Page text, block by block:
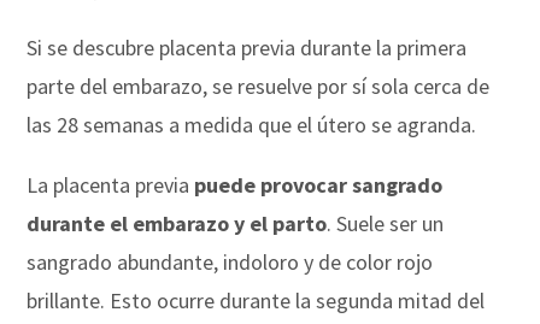
Si se descubre placenta previa durante la primera
parte del embarazo, se resuelve por sí sola cerca de
las 28 semanas a medida que el útero se agranda.
La placenta previa puede provocar sangrado
durante el embarazo y el parto. Suele ser un
sangrado abundante, indoloro y de color rojo
brillante. Esto ocurre durante la segunda mitad del